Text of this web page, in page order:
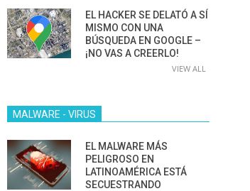
EL HACKER SE DELATÓ A SÍ
MISMO CON UNA
BÚSQUEDA EN GOOGLE –
¡NO VAS A CREERLO!
VIEW ALL
MALWARE - VIRUS
EL MALWARE MÁS
PELIGROSO EN
LATINOAMÉRICA ESTÁ
SECUESTRANDO